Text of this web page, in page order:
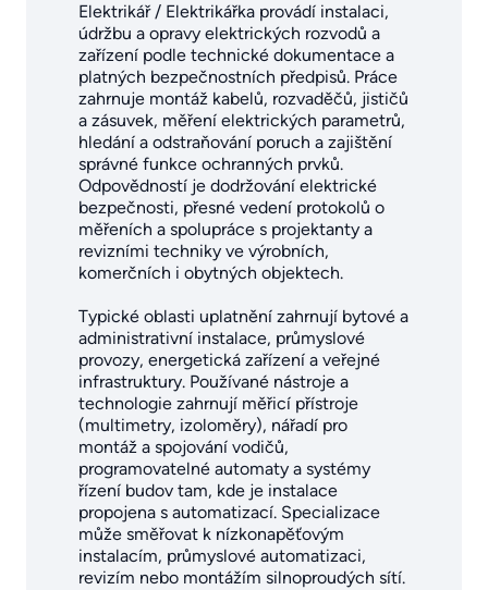
Elektrikář / Elektrikářka provádí instalaci,
údržbu a opravy elektrických rozvodů a
zařízení podle technické dokumentace a
platných bezpečnostních předpisů. Práce
zahrnuje montáž kabelů, rozvaděčů, jističů
a zásuvek, měření elektrických parametrů,
hledání a odstraňování poruch a zajištění
správné funkce ochranných prvků.
Odpovědností je dodržování elektrické
bezpečnosti, přesné vedení protokolů o
měřeních a spolupráce s projektanty a
revizními techniky ve výrobních,
komerčních i obytných objektech.
Typické oblasti uplatnění zahrnují bytové a
administrativní instalace, průmyslové
provozy, energetická zařízení a veřejné
infrastruktury. Používané nástroje a
technologie zahrnují měřicí přístroje
(multimetry, izoloměry), nářadí pro
montáž a spojování vodičů,
programovatelné automaty a systémy
řízení budov tam, kde je instalace
propojena s automatizací. Specializace
může směřovat k nízkonapěťovým
instalacím, průmyslové automatizaci,
revizím nebo montážím silnoproudých sítí.